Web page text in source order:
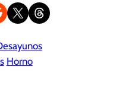
en Reddit
Compartir en X Share on Threads
Horno